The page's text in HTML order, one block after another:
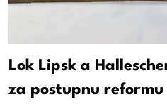
Lok Lipsk a
za postupnu reformu